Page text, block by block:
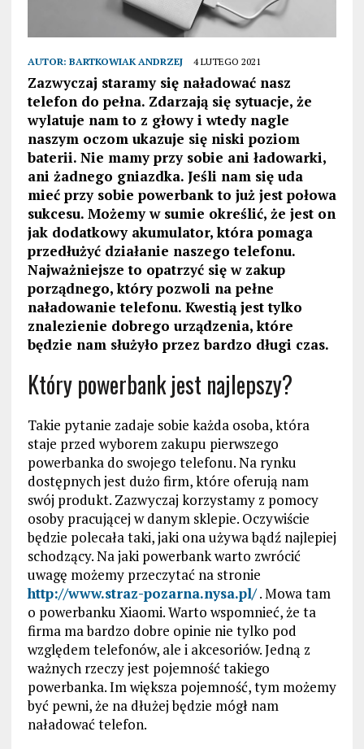
AUTOR: BARTKOWIAK ANDRZEJ 4 LUTEGO 2021
Zazwyczaj staramy się naładować nasz
telefon do pełna. Zdarzają się sytuacje, że
wylatuje nam to z głowy i wtedy nagle
naszym oczom ukazuje się niski poziom
baterii. Nie mamy przy sobie ani ładowarki,
ani żadnego gniazdka. Jeśli nam się uda
mieć przy sobie powerbank to już jest połowa
sukcesu. Możemy w sumie określić, że jest on
jak dodatkowy akumulator, która pomaga
przedłużyć działanie naszego telefonu.
Najważniejsze to opatrzyć się w zakup
porządnego, który pozwoli na pełne
naładowanie telefonu. Kwestią jest tylko
znalezienie dobrego urządzenia, które
będzie nam służyło przez bardzo długi czas.
Który powerbank jest najlepszy?
Takie pytanie zadaje sobie każda osoba, która
staje przed wyborem zakupu pierwszego
powerbanka do swojego telefonu. Na rynku
dostępnych jest dużo firm, które oferują nam
swój produkt. Zazwyczaj korzystamy z pomocy
osoby pracującej w danym sklepie. Oczywiście
będzie polecała taki, jaki ona używa bądź najlepiej
schodzący. Na jaki powerbank warto zwrócić
uwagę możemy przeczytać na stronie
http://www.straz-pozarna.nysa.pl/. Mowa tam
o powerbanku Xiaomi. Warto wspomnieć, że ta
firma ma bardzo dobre opinie nie tylko pod
względem telefonów, ale i akcesoriów. Jedną z
ważnych rzeczy jest pojemność takiego
powerbanka. Im większa pojemność, tym możemy
być pewni, że na dłużej będzie mógł nam
naładować telefon.